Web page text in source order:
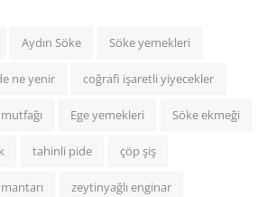
Aydın Söke Söke yemekleri
ne yenir coğrafi işaretli yiyecekler
Ege yemekleri Söke ekmeği
tahinli pide çöp şiş
zeytinyağlı enginar